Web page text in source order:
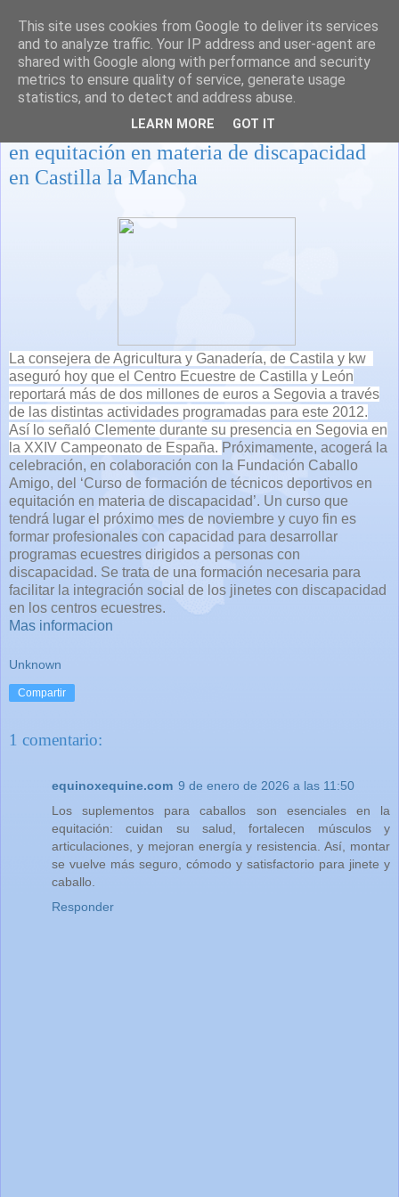
‘Curso de formación de técnicos deportivos
en equitación en materia de discapacidad
en Castilla la Mancha
La consejera de Agricultura y Ganadería, de Castila y kw
aseguró hoy que el Centro Ecuestre de Castilla y León
reportará más de dos millones de euros a Segovia a través
de las distintas actividades programadas para este 2012.
Así lo señaló Clemente durante su presencia en Segovia en
la XXIV Campeonato de España. Próximamente, acogerá la
celebración, en colaboración con la Fundación Caballo
Amigo, del ‘Curso de formación de técnicos deportivos en
equitación en materia de discapacidad’. Un curso que
tendrá lugar el próximo mes de noviembre y cuyo fin es
formar profesionales con capacidad para desarrollar
programas ecuestres dirigidos a personas con
discapacidad. Se trata de una formación necesaria para
facilitar la integración social de los jinetes con discapacidad
en los centros ecuestres.
Mas informacion
Unknown
Compartir
1 comentario:
equinoxequine.com 9 de enero de 2026 a las 11:50
Los suplementos para caballos son esenciales en la
equitación: cuidan su salud, fortalecen músculos y
articulaciones, y mejoran energía y resistencia. Así, montar
se vuelve más seguro, cómodo y satisfactorio para jinete y
caballo.
Responder
This site uses cookies from Google to deliver its services
and to analyze traffic. Your IP address and user-agent are
shared with Google along with performance and security
metrics to ensure quality of service, generate usage
statistics, and to detect and address abuse.
LEARN MORE GOT IT